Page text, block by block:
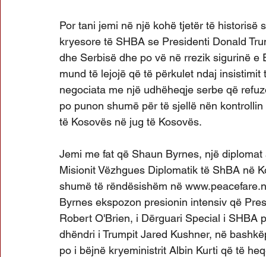
Por tani jemi në një kohë tjetër të
kryesore të SHBA se Presidenti Donald
dhe Serbisë dhe po vë në rrezik sigurinë
mund të lejojë që të përkulet ndaj
negociata me një udhëheqje serbe që
po punon shumë për të sjellë nën
të Kosovës në jug të Kosovës.
Jemi me fat që Shaun Byrnes, një
Misionit Vëzhgues Diplomatik të ShBA në
shumë të rëndësishëm në
Byrnes ekspozon presionin intensiv që
Robert O'Brien, i Dërguari Special i SHBA
dhëndri i Trumpit Jared Kushner, në
po i bëjnë kryeministrit Albin Kurti që të